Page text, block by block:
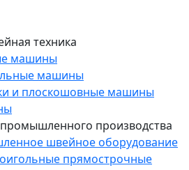
техника
машины
машины
и плоскошовные машины
промышленного производства
швейное оборудование
прямострочные